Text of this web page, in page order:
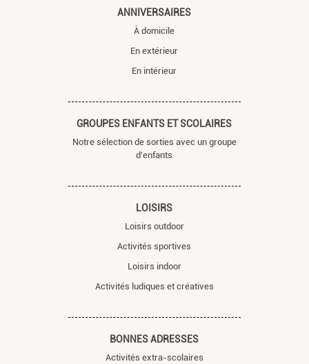
ANNIVERSAIRES
À domicile
En extérieur
En intérieur
GROUPES ENFANTS ET SCOLAIRES
Notre sélection de sorties avec un groupe
d'enfants
LOISIRS
Loisirs outdoor
Activités sportives
Loisirs indoor
Activités ludiques et créatives
BONNES ADRESSES
Activités extra-scolaires